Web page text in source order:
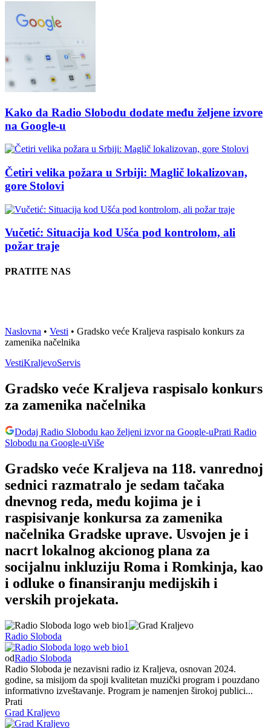
Kako da Radio Slobodu dodate među željene izvore
na Google-u
Četiri velika požara u Srbiji: Maglič lokalizovan,
gore Stolovi
Vučetić: Situacija kod Ušća pod kontrolom, ali
požar traje
PRATITE NAS
Naslovna • Vesti • Gradsko veće Kraljeva raspisalo konkurs za
zamenika načelnika
VestiKraljevoServis
Gradsko veće Kraljeva raspisalo konkurs
za zamenika načelnika
Dodaj Radio Slobodu kao željeni izvor na Google-uPrati Radio
Slobodu na Google-uViše
Gradsko veće Kraljeva na 118. vanrednoj
sednici razmatralo je sedam tačaka
dnevnog reda, među kojima je i
raspisivanje konkursa za zamenika
načelnika Gradske uprave. Usvojen je i
nacrt lokalnog akcionog plana za
socijalnu inkluziju Roma i Romkinja, kao
i odluke o finansiranju medijskih i
verskih projekata.
Radio Sloboda
odRadio Sloboda
Radio Sloboda je nezavisni radio iz Kraljeva, osnovan 2024.
godine, sa misijom da spoji kvalitetan muzički program i pouzdano
informativno izveštavanje. Program je namenjen širokoj publici...
Prati
Grad Kraljevo